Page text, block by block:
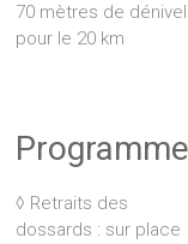
70 mètres de
pour le 20 km
Programme
◊ Retraits des
dossards : sur place